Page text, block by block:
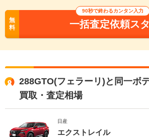
無
料
90秒で終わるカンタン入力
一括査定依頼ス
288GTO(フェラーリ)と同一ボ
買取・査定相場
日産
エクストレイル